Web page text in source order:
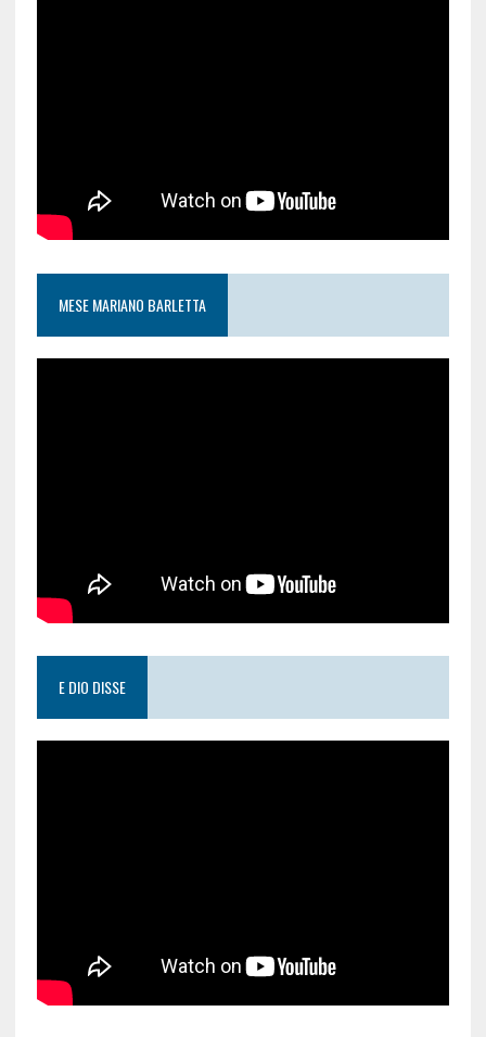
MESE MARIANO BARLETTA
E DIO DISSE